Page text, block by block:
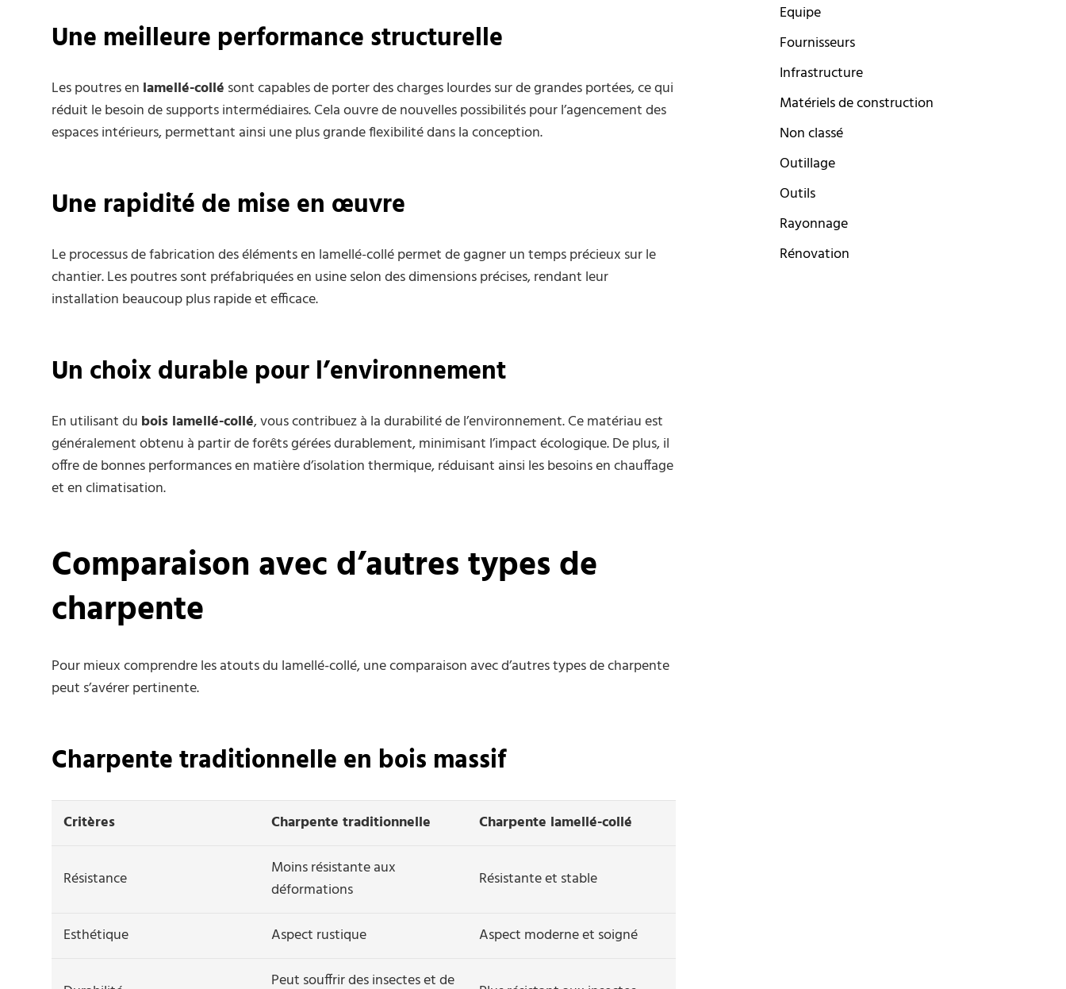
Une meilleure performance structurelle
Les poutres en lamellé-collé sont capables de porter des charges lourdes sur de grandes portées, ce qui
réduit le besoin de supports intermédiaires. Cela ouvre de nouvelles possibilités pour l’agencement des
espaces intérieurs, permettant ainsi une plus grande flexibilité dans la conception.
Une rapidité de mise en œuvre
Le processus de fabrication des éléments en lamellé-collé permet de gagner un temps précieux sur le
chantier. Les poutres sont préfabriquées en usine selon des dimensions précises, rendant leur
installation beaucoup plus rapide et efficace.
Un choix durable pour l’environnement
En utilisant du bois lamellé-collé, vous contribuez à la durabilité de l’environnement. Ce matériau est
généralement obtenu à partir de forêts gérées durablement, minimisant l’impact écologique. De plus, il
offre de bonnes performances en matière d’isolation thermique, réduisant ainsi les besoins en chauffage
et en climatisation.
Comparaison avec d’autres types de
charpente
Pour mieux comprendre les atouts du lamellé-collé, une comparaison avec d’autres types de charpente
peut s’avérer pertinente.
Charpente traditionnelle en bois massif
Critères Charpente traditionnelle Charpente lamellé-collé
Résistance
Moins résistante aux
déformations
Résistante et stable
Esthétique Aspect rustique Aspect moderne et soigné
Peut souffrir des insectes et de
Equipe
Fournisseurs
Infrastructure
Matériels de construction
Non classé
Outillage
Outils
Rayonnage
Rénovation